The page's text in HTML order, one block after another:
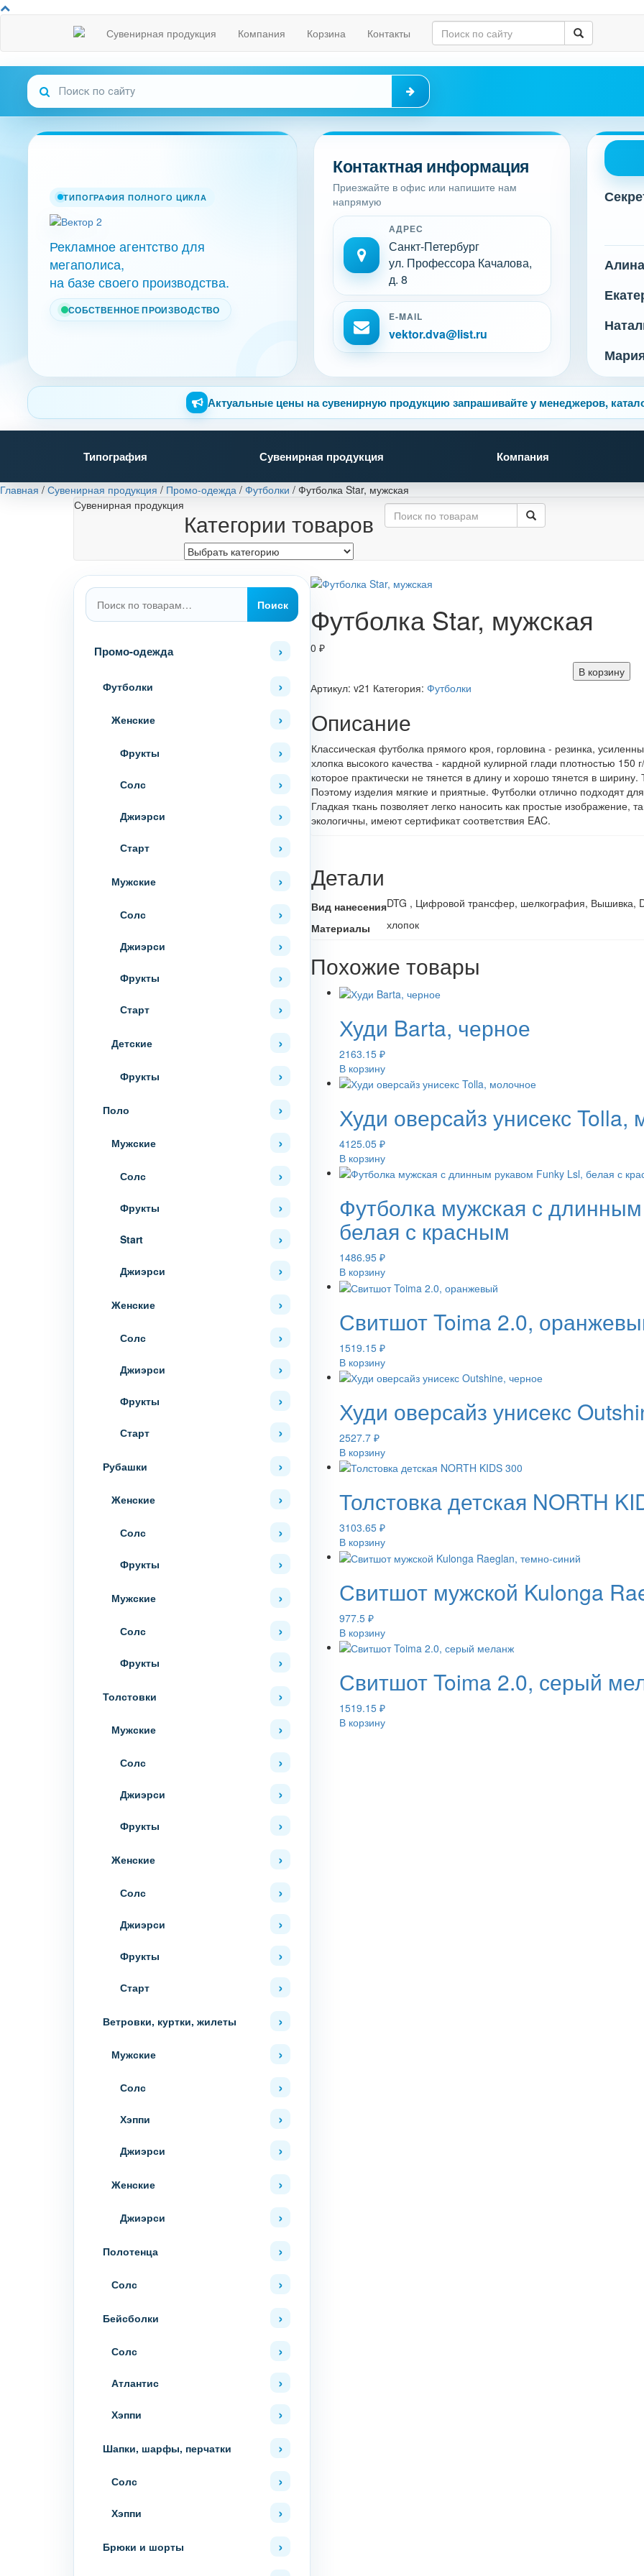
Сувенирная продукция Компания Корзина Контакты
ТИПОГРАФИЯ ПОЛНОГО ЦИКЛА
Рекламное агентство для
мегаполиса,
на базе своего производства.
СОБСТВЕННОЕ ПРОИЗВОДСТВО
Контактная информация
Приезжайте в офис или напишите нам
напрямую
АДРЕС
Санкт-Петербург
ул. Профессора Качалова,
д. 8
E-MAIL
vektor.dva@list.ru
Актуальные цены на сувенирную продукцию запрашивайте у менеджеров,
Типография Сувенирная продукция Компания
Главная / Сувенирная продукция / Промо-одежда / Футболки / Футболка Star, мужская
Сувенирная продукция
Категории товаров
Искать:
Поиск
Промо-одежда
Футболки
Женские
Фрукты
Солс
Джиэрси
Старт
Мужские
Солс
Джиэрси
Фрукты
Старт
Детские
Фрукты
Поло
Мужские
Солс
Фрукты
Start
Джиэрси
Женские
Солс
Джиэрси
Фрукты
Старт
Рубашки
Женские
Солс
Фрукты
Мужские
Солс
Фрукты
Толстовки
Мужские
Солс
Джиэрси
Фрукты
Женские
Солс
Джиэрси
Фрукты
Старт
Ветровки, куртки, жилеты
Мужские
Солс
Хэппи
Джиэрси
Женские
Джиэрси
Полотенца
Солс
Бейсболки
Солс
Атлантис
Хэппи
Шапки, шарфы, перчатки
Солс
Хэппи
Брюки и шорты
Футболка Star, мужская
0 ₽
В корзину
Артикул: v21 Категория: Футболки
Описание
Классическая футболка прямого кроя, горловина - резинка,
хлопка высокого качества - кардной кулирной глади плотностью
которое практически не тянется в длину и хорошо тянется в
Поэтому изделия мягкие и приятные. Футболки отлично подходят
Гладкая ткань позволяет легко наносить как простые изображение,
экологичны, имеют сертификат соответствия EAC.
Детали
Вид нанесенияDTG , Цифровой трансфер, шелкография, Вышивка,
Материалы
хлопок
Похожие товары
Худи Barta, черное
2163.15 ₽
В корзину
Худи оверсайз унисекс Tolla,
4125.05 ₽
В корзину
Футболка мужская с
белая с красным
1486.95 ₽
В корзину
Свитшот Toima 2.0,
1519.15 ₽
В корзину
Худи оверсайз унисекс
2527.7 ₽
В корзину
Толстовка детская NORTH
3103.65 ₽
В корзину
Свитшот мужской Kulonga
977.5 ₽
В корзину
Свитшот Toima 2.0, серый
1519.15 ₽
В корзину